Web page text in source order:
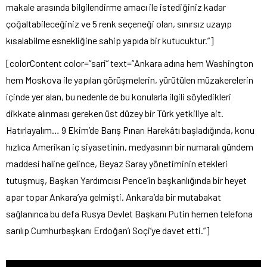
makale arasında bilgilendirme amacı ile istediğiniz kadar
çoğaltabileceğiniz ve 5 renk seçeneği olan, sınırsız uzayıp
kısalabilme esnekliğine sahip yapıda bir kutucuktur.”]
[colorContent color=”sari” text=”Ankara adına hem Washington
hem Moskova ile yapılan görüşmelerin, yürütülen müzakerelerin
içinde yer alan, bu nedenle de bu konularla ilgili söyledikleri
dikkate alınması gereken üst düzey bir Türk yetkiliye ait.
Hatırlayalım… 9 Ekim’de Barış Pınarı Harekâtı başladığında, konu
hızlıca Amerikan iç siyasetinin, medyasının bir numaralı gündem
maddesi haline gelince, Beyaz Saray yönetiminin etekleri
tutuşmuş, Başkan Yardımcısı Pence’in başkanlığında bir heyet
apar topar Ankara’ya gelmişti. Ankara’da bir mutabakat
sağlanınca bu defa Rusya Devlet Başkanı Putin hemen telefona
sarılıp Cumhurbaşkanı Erdoğan’ı Soçi’ye davet etti.”]